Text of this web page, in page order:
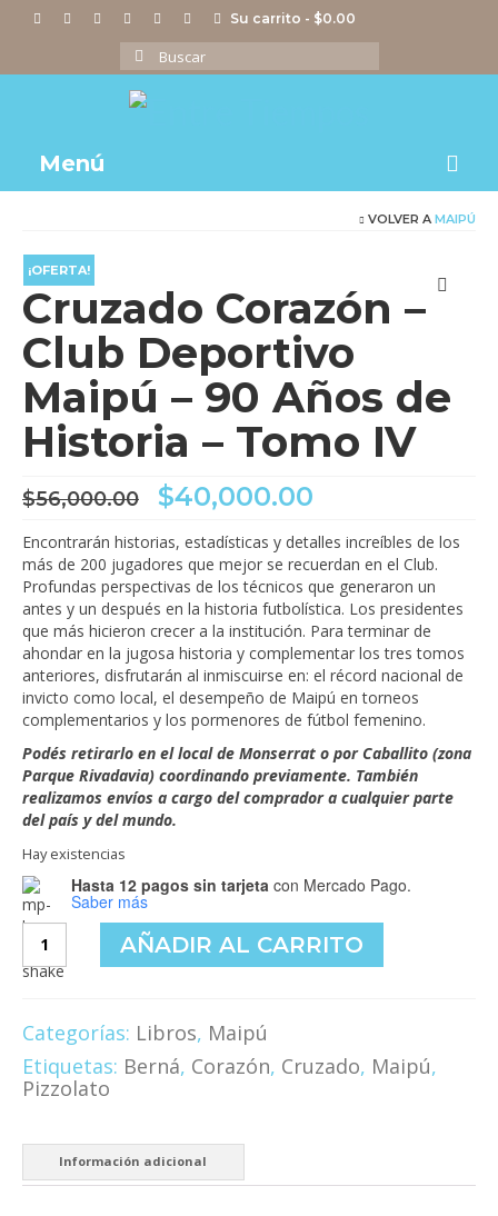
Su carrito - $0.00
Buscar
por:
Menú
Actividades
Imágenes
Videos
Tienda
VOLVER A MAIPÚ
¡OFERTA!
Cruzado Corazón –
Club Deportivo
Maipú – 90 Años de
Historia – Tomo IV
$56,000.00 El
precio
original
era:
$56,000.00.
$40,000.00
actual
es:
$40,000.00.
Encontrarán historias, estadísticas y detalles increíbles de los
más de 200 jugadores que mejor se recuerdan en el Club.
Profundas perspectivas de los técnicos que generaron un
antes y un después en la historia futbolística. Los presidentes
que más hicieron crecer a la institución. Para terminar de
ahondar en la jugosa historia y complementar los tres tomos
anteriores, disfrutarán al inmiscuirse en: el récord nacional de
invicto como local, el desempeño de Maipú en torneos
complementarios y los pormenores de fútbol femenino.
Podés retirarlo en el local de Monserrat o por Caballito (zona
Parque Rivadavia) coordinando previamente. También
realizamos envíos a cargo del comprador a cualquier parte
del país y del mundo.
Hay existencias
Hasta 12 pagos sin tarjeta con Mercado Pago.
Saber más
Corazón
-
Deportivo
Maipú
-
90
Historia
-
AÑADIR AL CARRITO
Categorías: Libros, Maipú
Etiquetas: Berná, Corazón, Cruzado, Maipú,
Pizzolato
Información adicional